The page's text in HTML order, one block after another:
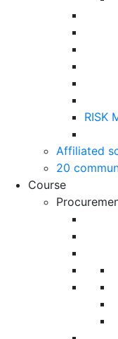
RISK
Affiliated
20
Course